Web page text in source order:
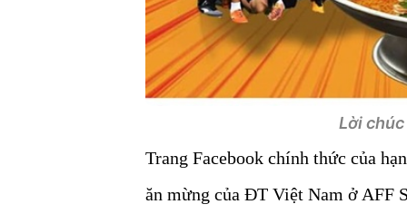
Lời
Trang Facebook chính thức của
ăn mừng của ĐT Việt Nam ở AFF